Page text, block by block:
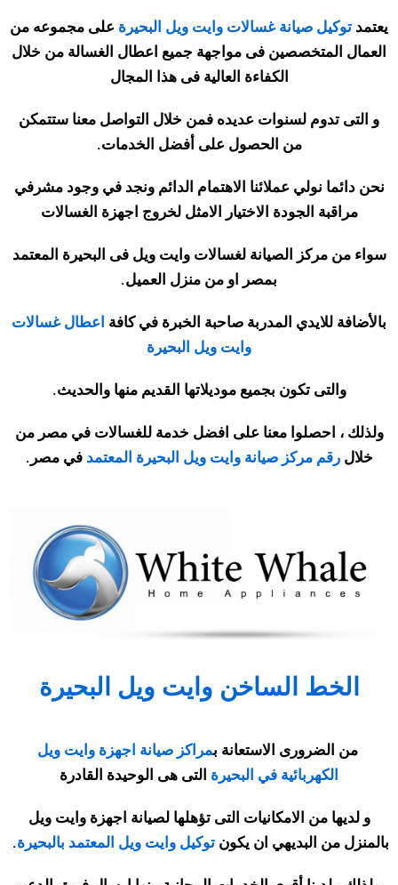
يعتمد توكيل صيانة غسالات وايت ويل البحيرة على مجموعه من
العمال المتخصصين فى مواجهة جميع اعطال الغسالة من خلال
الكفاءة العالية فى هذا المجال
و التى تدوم لسنوات عديده فمن خلال التواصل معنا ستتمكن
من الحصول على أفضل الخدمات.
نحن دائما نولي عملائنا الاهتمام الدائم ونجد في وجود مشرفي
مراقبة الجودة الاختيار الامثل لخروج اجهزة الغسالات
سواء من مركز الصيانة لغسالات وايت ويل فى البحيرة المعتمد
بمصر او من منزل العميل.
بالأضافة للايدي المدربة صاحبة الخبرة في كافة اعطال غسالات
وايت ويل البحيرة
والتى تكون بجميع موديلاتها القديم منها والحديث.
ولذلك ، احصلوا معنا على افضل خدمة للغسالات في مصر من
خلالرقم مركز صيانة وايت ويل البحيرة المعتمد في مصر .
الخط الساخن وايت ويل البحيرة
من الضرورى الاستعانة بمراكز صيانة اجهزة وايت ويل
الكهربائية في البحيرة التى هى الوحيدة القادرة
و لديها من الامكانيات التى تؤهلها لصيانة اجهزة وايت ويل
بالمنزل من البديهي ان يكون توكيل وايت ويل المعتمد بالبحيرة.